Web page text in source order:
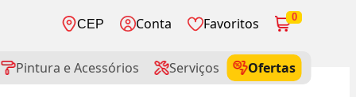
CEP Conta Favoritos 0
Pintura e Acessórios Serviços
Ofertas